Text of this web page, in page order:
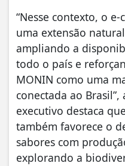
“Nesse contexto, o
uma extensão
ampliando a
todo o país e
MONIN como uma
conectada ao
executivo destaca
também favorece o
sabores com
explorando a